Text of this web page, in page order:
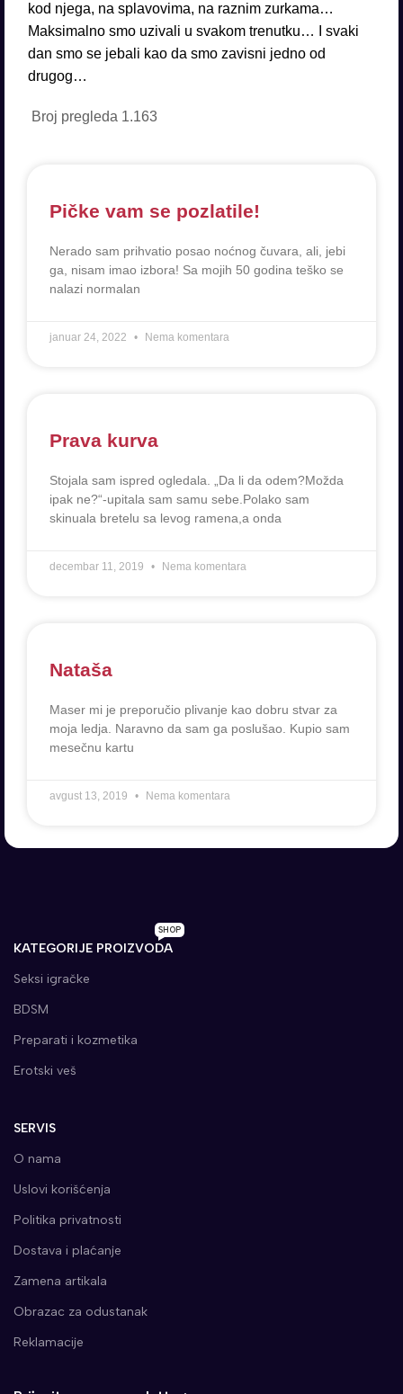
kod njega, na splavovima, na raznim zurkama…
Maksimalno smo uzivali u svakom trenutku… I svaki
dan smo se jebali kao da smo zavisni jedno od
drugog…
Broj pregleda 1.163
Pičke vam se pozlatile!
Nerado sam prihvatio posao noćnog čuvara, ali, jebi
ga, nisam imao izbora! Sa mojih 50 godina teško se
nalazi normalan
januar 24, 2022 Nema komentara
Prava kurva
Stojala sam ispred ogledala. „Da li da odem?Možda
ipak ne?“-upitala sam samu sebe.Polako sam
skinuala bretelu sa levog ramena,a onda
decembar 11, 2019 Nema komentara
Nataša
Maser mi je preporučio plivanje kao dobru stvar za
moja ledja. Naravno da sam ga poslušao. Kupio sam
mesečnu kartu
avgust 13, 2019 Nema komentara
KATEGORIJE PROIZVODA
SHOP
Seksi igračke
BDSM
Preparati i kozmetika
Erotski veš
SERVIS
O nama
Uslovi korišćenja
Politika privatnosti
Dostava i plaćanje
Zamena artikala
Obrazac za odustanak
Reklamacije